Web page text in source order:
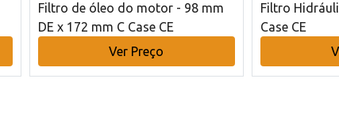
Filtro de óleo do motor - 98 mm
DE x 172 mm C Case CE
Ver Preço
Filtro
Case CE